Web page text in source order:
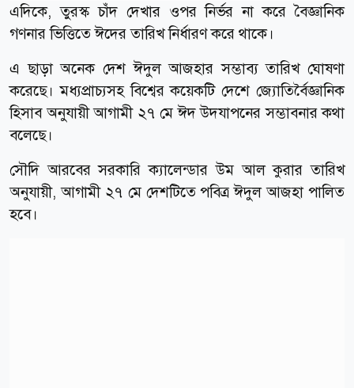
এদিকে, তুরস্ক চাঁদ দেখার ওপর নির্ভর না করে বৈজ্ঞানিক
গণনার ভিত্তিতে ঈদের তারিখ নির্ধারণ করে থাকে।
এ ছাড়া অনেক দেশ ঈদুল আজহার সম্ভাব্য তারিখ ঘোষণা
করেছে। মধ্যপ্রাচ্যসহ বিশ্বের কয়েকটি দেশে জ্যোতির্বৈজ্ঞানিক
হিসাব অনুযায়ী আগামী ২৭ মে ঈদ উদযাপনের সম্ভাবনার কথা
বলেছে।
সৌদি আরবের সরকারি ক্যালেন্ডার উম আল কুরার তারিখ
অনুযায়ী, আগামী ২৭ মে দেশটিতে পবিত্র ঈদুল আজহা পালিত
হবে।